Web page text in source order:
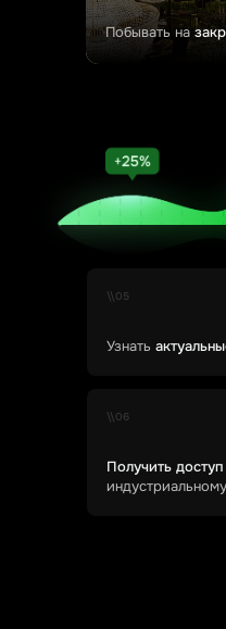
\\06
Получить доступ
\\05
Узнать
Побывать на